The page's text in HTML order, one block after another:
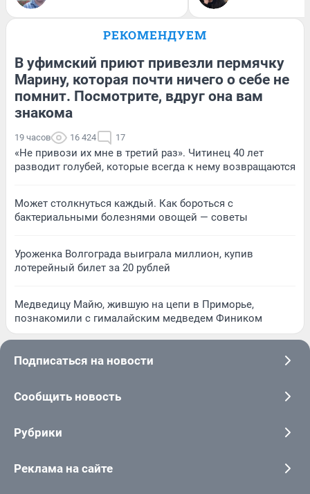
РЕКОМЕНДУЕМ
В уфимский приют привезли пермячку
Марину, которая почти ничего о себе не
помнит. Посмотрите, вдруг она вам
знакома
19 часов 16 424 17
«Не привози их мне в третий раз». Читинец 40 лет
разводит голубей, которые всегда к нему возвращаются
Может столкнуться каждый. Как бороться с
бактериальными болезнями овощей — советы
Уроженка Волгограда выиграла миллион, купив
лотерейный билет за 20 рублей
Медведицу Майю, жившую на цепи в Приморье,
познакомили с гималайским медведем Фиником
Подписаться на новости
Сообщить новость
Рубрики
Реклама на сайте